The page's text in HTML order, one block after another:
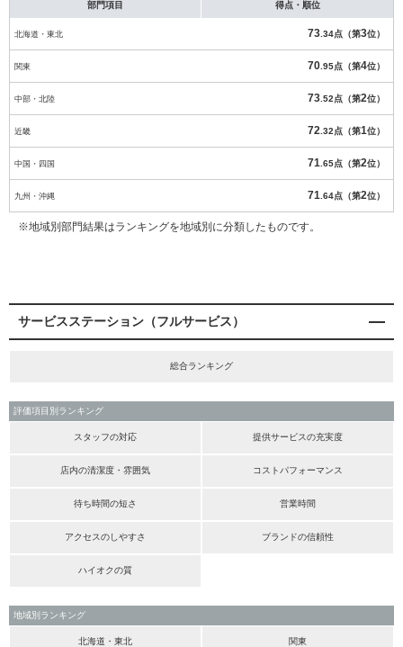
部門項目 得点・順位
北海道・東北 73 .34点（第3位）
関東 70 .95点（第4位）
中部・北陸 73 .52点（第2位）
近畿 72 .32点（第1位）
中国・四国 71 .65点（第2位）
九州・沖縄 71 .64点（第2位）
※地域別部門結果はランキングを地域別に分類したものです。
サービスステーション（フルサービス）
総合ランキング
評価項目別ランキング
スタッフの対応 提供サービスの充実度
店内の清潔度・雰囲気 コストパフォーマンス
待ち時間の短さ 営業時間
アクセスのしやすさ ブランドの信頼性
ハイオクの質
地域別ランキング
北海道・東北 関東